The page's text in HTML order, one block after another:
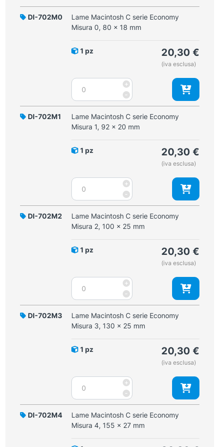
DI-702M0
Lame Macintosh C serie Economy
Misura 0, 80 x 18 mm
1 pz 20,30 €
(iva esclusa)
-
Lame
Macintosh
C
serie
Economy
80
mm
quantità
+
DI-702M1
Lame Macintosh C serie Economy
Misura 1, 92 x 20 mm
1 pz 20,30 €
(iva esclusa)
-
Lame
Macintosh
C
serie
Economy
92
mm
quantità
+
DI-702M2
Lame Macintosh C serie Economy
Misura 2, 100 x 25 mm
1 pz 20,30 €
(iva esclusa)
-
Lame
Macintosh
C
serie
Economy
100
mm
quantità
+
DI-702M3
Lame Macintosh C serie Economy
Misura 3, 130 x 25 mm
1 pz 20,30 €
(iva esclusa)
-
Lame
Macintosh
C
serie
Economy
+
DI-702M4
Lame Macintosh C serie Economy
Misura 4, 155 x 27 mm